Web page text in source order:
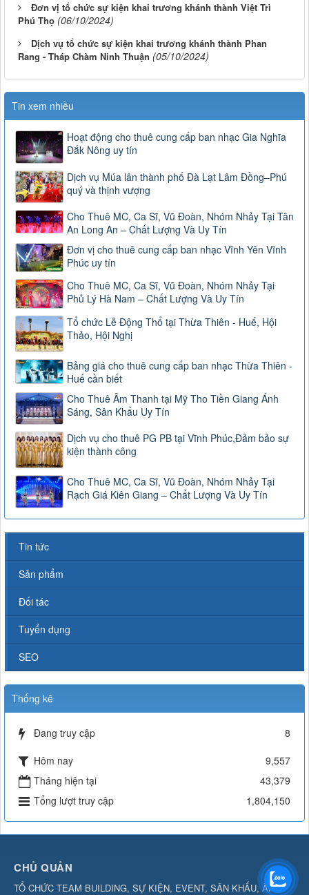
Đơn vị tổ chức sự kiện khai trương khánh thành Việt Trì
Phú Thọ (06/10/2024)
Dịch vụ tổ chức sự kiện khai trương khánh thành Phan
Rang - Tháp Chàm Ninh Thuận (05/10/2024)
Tin xem nhiều
Hoạt động cho thuê cung cấp ban nhạc Gia Nghĩa
Đắk Nông uy tín
Dịch vụ Múa lân thành phố Đà Lạt Lâm Đồng–Phú
quý và thịnh vượng
Cho Thuê MC, Ca Sĩ, Vũ Đoàn, Nhóm Nhảy Tại Tân
An Long An – Chất Lượng Và Uy Tín
Đơn vị cho thuê cung cấp ban nhạc Vĩnh Yên Vĩnh
Phúc uy tín
Cho Thuê MC, Ca Sĩ, Vũ Đoàn, Nhóm Nhảy Tại
Phủ Lý Hà Nam – Chất Lượng Và Uy Tín
Tổ chức Lễ Động Thổ tại Thừa Thiên - Huế, Hội
Thảo, Hội Nghị
Bảng giá cho thuê cung cấp ban nhạc Thừa Thiên -
Huế cần biết
Cho Thuê Âm Thanh tại Mỹ Tho Tiền Giang Ánh
Sáng, Sân Khấu Uy Tín
Dịch vụ cho thuê PG PB tại Vĩnh Phúc,Đảm bảo sự
kiện thành công
Cho Thuê MC, Ca Sĩ, Vũ Đoàn, Nhóm Nhảy Tại
Rạch Giá Kiên Giang – Chất Lượng Và Uy Tín
Tin tức
Sản phẩm
Đối tác
Tuyển dụng
SEO
Thống kê
Đang truy cập
8
Hôm nay
9,557
Tháng hiện tại
43,379
Tổng lượt truy cập
1,804,150
CHỦ QUẢN
TỔ CHỨC TEAM BUILDING, SỰ KIỆN, EVENT, SÂN KHẤU, ÂM